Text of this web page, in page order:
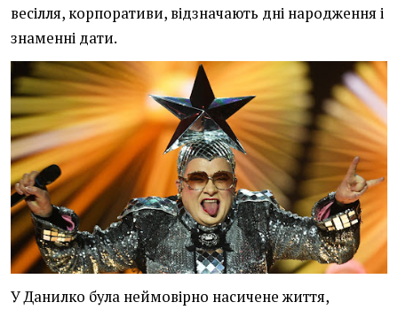
весілля, корпоративи, відзначають дні народження і
знаменні дати.
У Данилко була неймовірно насичене життя,